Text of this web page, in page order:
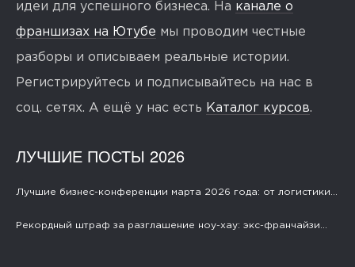
идеи для успешного бизнеса. На канале о
франшизах на Ютубе мы проводим честные
разборы и описываем реальные истории.
Регистрируйтесь и подписывайтесь на нас в
соц. сетях. А ещё у нас есть Каталог курсов.
ЛУЧШИЕ ПОСТЫ 2026
Лучшие бизнес-конференции марта 2026 года: от логистики...
Рекордный штраф за разглашение ноу-хау: экс-франчайзи...